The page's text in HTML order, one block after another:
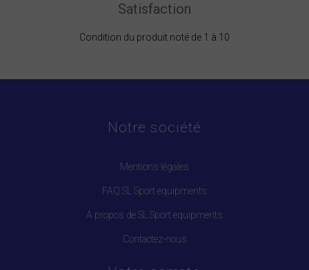
Satisfaction
Condition du produit noté de 1 à 10
Notre société
Mentions légales
FAQ SL Sport equipments
A propos de SL Sport equipments
Contactez-nous